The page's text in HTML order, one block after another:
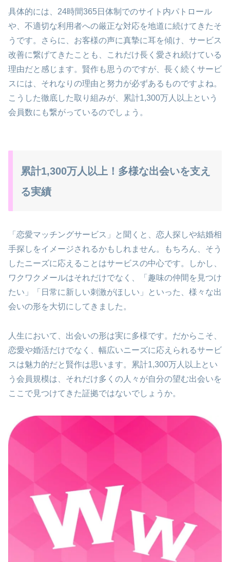
具体的には、24時間365日体制でのサイト内パトロール
や、不適切な利用者への厳正な対応を地道に続けてきたそ
うです。さらに、お客様の声に真摯に耳を傾け、サービス
改善に繋げてきたことも、これだけ長く愛され続けている
理由だと感じます。賢作も思うのですが、長く続くサービ
スには、それなりの理由と努力が必ずあるものですよね。
こうした徹底した取り組みが、累計1,300万人以上という
会員数にも繋がっているのでしょう。
累計1,300万人以上！多様な出会いを支え
る実績
「恋愛マッチングサービス」と聞くと、恋人探しや結婚相
手探しをイメージされるかもしれません。もちろん、そう
したニーズに応えることはサービスの中心です。しかし、
ワクワクメールはそれだけでなく、「趣味の仲間を見つけ
たい」「日常に新しい刺激がほしい」といった、様々な出
会いの形を大切にしてきました。
人生において、出会いの形は実に多様です。だからこそ、
恋愛や婚活だけでなく、幅広いニーズに応えられるサービ
スは魅力的だと賢作は思います。累計1,300万人以上とい
う会員規模は、それだけ多くの人々が自分の望む出会いを
ここで見つけてきた証拠ではないでしょうか。